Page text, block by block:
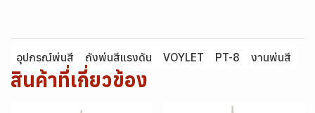
อุปกรณ์พ่นสี ถังพ่นสีแรงดัน VOYLET PT-8 งานพ่นสี
สินค้าที่เกี่ยวข้อง